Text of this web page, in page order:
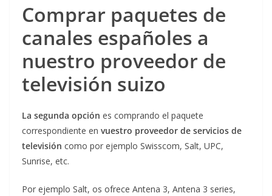
Comprar paquetes de
canales españoles a
nuestro proveedor de
televisión suizo
La segunda opción es comprando el paquete
correspondiente en vuestro proveedor de servicios de
televisión como por ejemplo Swisscom, Salt, UPC,
Sunrise, etc.
Por ejemplo Salt, os ofrece Antena 3, Antena 3 series,